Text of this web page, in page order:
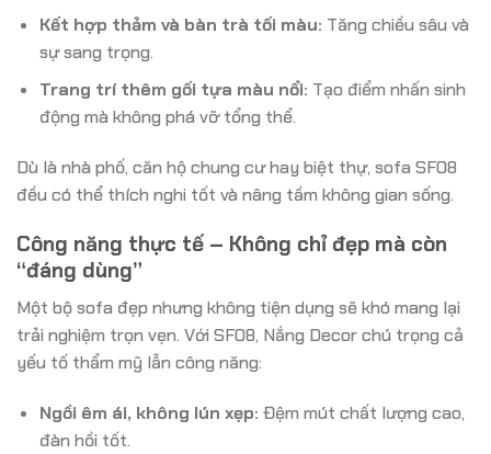
Kết hợp thảm và bàn trà tối màu: Tăng chiều sâu và
sự sang trọng.
Trang trí thêm gối tựa màu nổi: Tạo điểm nhấn sinh
động mà không phá vỡ tổng thể.
Dù là nhà phố, căn hộ chung cư hay biệt thự, sofa SF08
đều có thể thích nghi tốt và nâng tầm không gian sống.
Công năng thực tế – Không chỉ đẹp mà còn
“đáng dùng”
Một bộ sofa đẹp nhưng không tiện dụng sẽ khó mang lại
trải nghiệm trọn vẹn. Với SF08, Nắng Decor chú trọng cả
yếu tố thẩm mỹ lẫn công năng:
Ngồi êm ái, không lún xẹp: Đệm mút chất lượng cao,
đàn hồi tốt.